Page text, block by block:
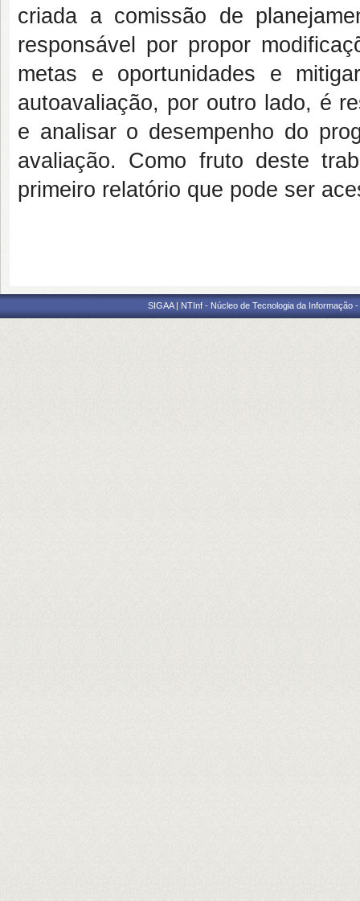
criada a comissão de
responsável por propor
metas e oportunidades e
autoavaliação, por outro lado, é
e analisar o desempenho do
avaliação. Como fruto deste
primeiro relatório que pode ser
SIGAA | NTInf - Núcleo de Tecnologia da